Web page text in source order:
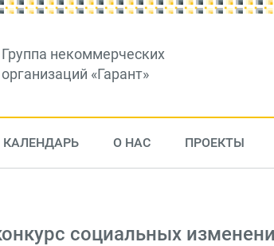
Группа некоммерческих
организаций «Гарант»
КАЛЕНДАРЬ О НАС ПРОЕКТЫ
социальных